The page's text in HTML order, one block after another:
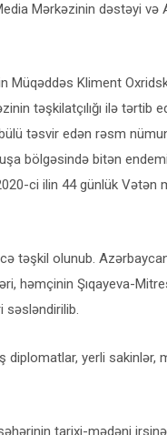
Mərkəzinin dəstəyi və
Müqəddəs Kliment
təşkilatçılığı ilə tərtib
təsvir edən rəsm
bölgəsində bitən
ci ilin 44 günlük
təşkil olunub.
həmçinin Şıqayeva-
səsləndirilib.
yerli sakinlər,
tarixi-mədəni